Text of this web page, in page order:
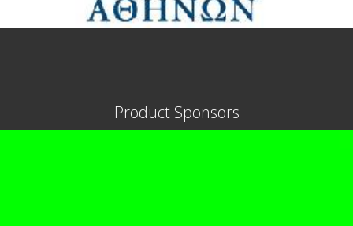
Product Sponsors